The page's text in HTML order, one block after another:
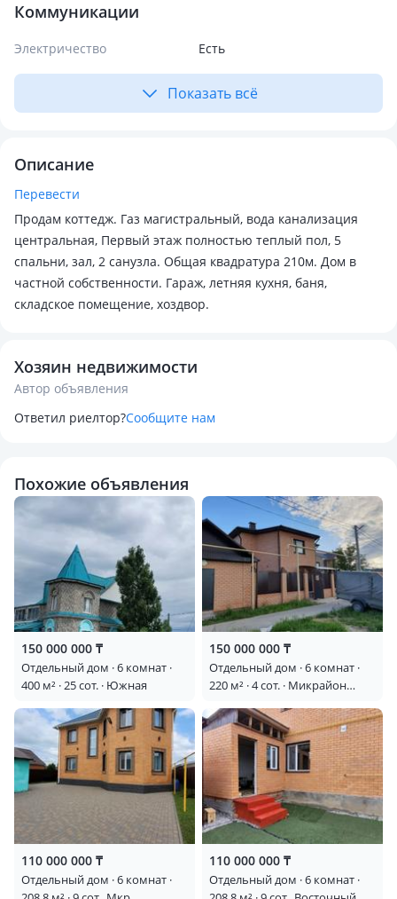
Коммуникации
Электричество Есть
Показать всё
Описание
Перевести
Продам коттедж. Газ магистральный, вода канализация
центральная, Первый этаж полностью теплый пол, 5
спальни, зал, 2 санузла. Общая квадратура 210м. Дом в
частной собственности. Гараж, летняя кухня, баня,
складское помещение, хоздвор.
Хозяин недвижимости
Автор объявления
Ответил риелтор?Сообщите нам
Похожие объявления
150 000 000 ₸
Отдельный дом · 6 комнат ·
400 м² · 25 сот. · Южная
150 000 000 ₸
Отдельный дом · 6 комнат ·
220 м² · 4 сот. · Микрайон
110 000 000 ₸
Отдельный дом · 6 комнат ·
110 000 000 ₸
Отдельный дом · 6 комнат ·